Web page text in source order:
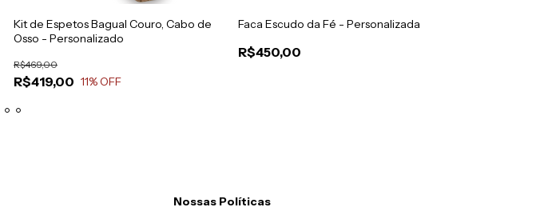
Kit de Espetos Bagual Couro, Cabo de
Osso - Personalizado
R$419,00
R$469,00
11% OFF
Faca Escudo da Fé - Personalizada
R$450,00
Nossas Políticas